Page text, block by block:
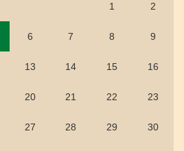
1 2
6 7 8 9
13 14 15 16
20 21 22 23
27 28 29 30